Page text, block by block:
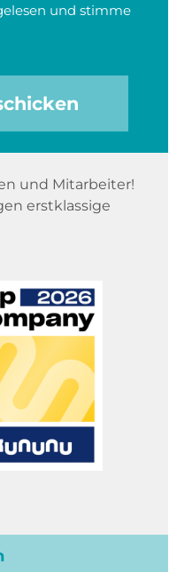
und stimme
und Mitarbeiter!
erstklassige